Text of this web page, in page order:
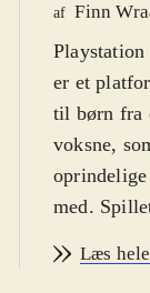
af Finn
Playstation
er et
til børn fra
voksne,
med.
men det er
Læs